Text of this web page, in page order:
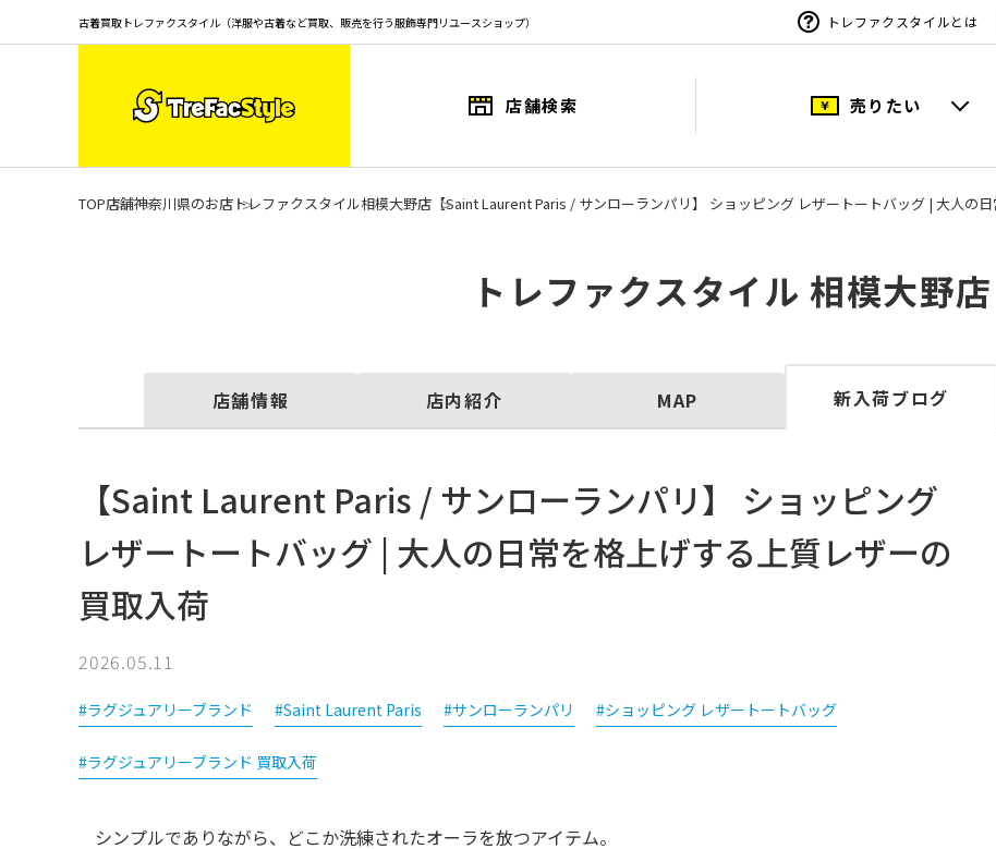
古着買取トレファクスタイル（洋服や古着など買取、販売を行う服飾専門リユースショップ） トレファクスタイルとは
店舗検索 売りたい
TOP店舗神奈川県のお店 トレファクスタイル相模大野店 【Saint Laurent Paris / サンローランパリ】 ショッピング レザートートバッグ | 大人の
トレファクスタイル 相模大野店
店舗情報 店内紹介 MAP 新入荷ブログ
【Saint Laurent Paris / サンローランパリ】 ショッピング
レザートートバッグ | 大人の日常を格上げする上質レザーの
買取入荷
2026.05.11
#ラグジュアリーブランド #Saint Laurent Paris #サンローランパリ #ショッピング レザートートバッグ
#ラグジュアリーブランド 買取入荷